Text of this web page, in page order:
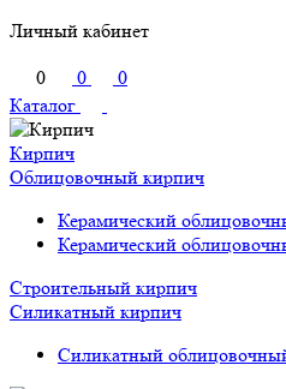
Личный кабинет
0 0
0
Каталог
Кирпич
Облицовочный кирпич
Керамический
Керамический
Строительный кирпич
Силикатный кирпич
Силикатный